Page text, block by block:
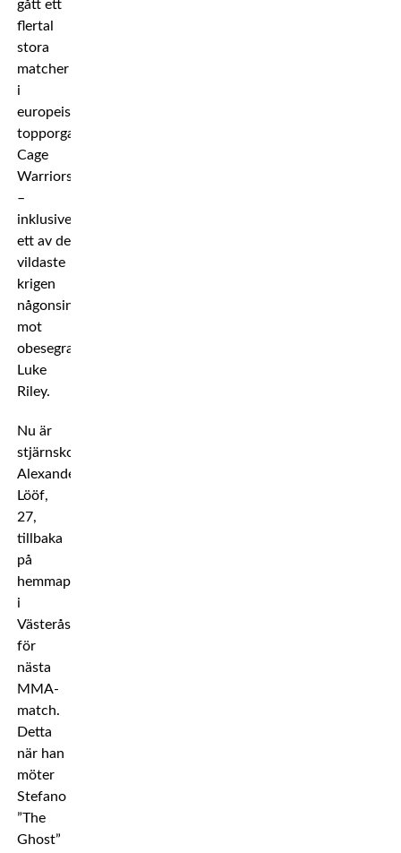
gått ett
flertal
stora
matcher
i
europeiska
topporganisationen
Cage
Warriors
–
inklusive
ett av de
vildaste
krigen
någonsin
mot
obesegrade
Luke
Riley.
Nu är
stjärnskottet
Alexander
Lööf,
27,
tillbaka
på
hemmaplan
i
Västerås
för
nästa
MMA-
match.
Detta
när han
möter
Stefano
”The
Ghost”